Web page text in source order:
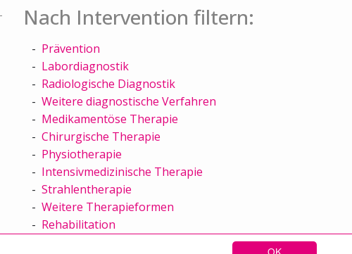
OK
Nach Intervention filtern:
Prävention
Labordiagnostik
Radiologische Diagnostik
Weitere diagnostische Verfahren
Medikamentöse Therapie
Chirurgische Therapie
Physiotherapie
Intensivmedizinische Therapie
Strahlentherapie
Weitere Therapieformen
Rehabilitation